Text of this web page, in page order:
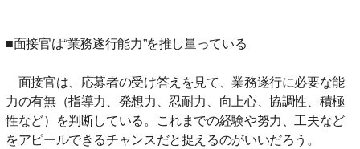
■面接官は“業務遂行能力”を推し量っている
面接官は、応募者の受け答えを見て、業務遂行に必要な能
力の有無（指導力、発想力、忍耐力、向上心、協調性、積極
性など）を判断している。これまでの経験や努力、工夫など
をアピールできるチャンスだと捉えるのがいいだろう。